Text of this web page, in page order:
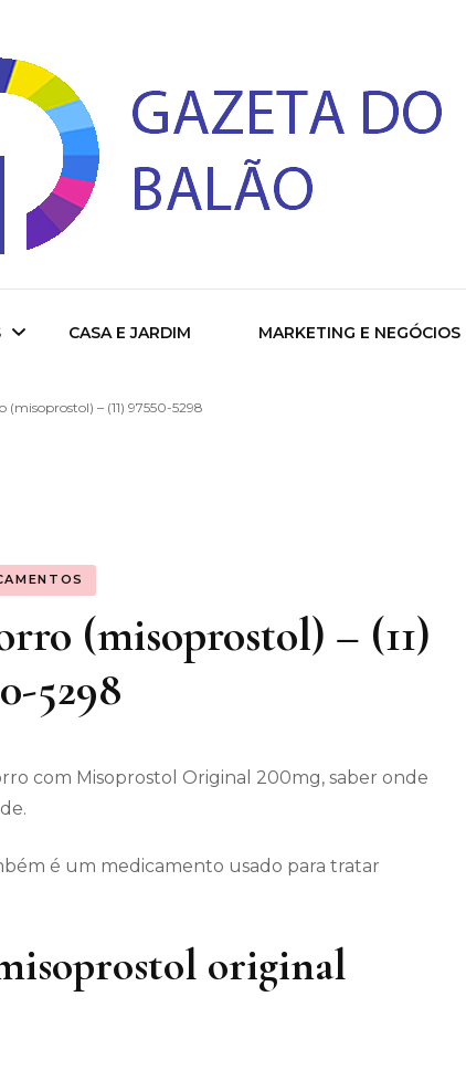
Balao
CASA E JARDIM MARKETING E NEGÓCIOS
– (11) 97550-5298
(misoprostol) – (11)
5298
com Misoprostol Original 200mg, saber onde
é um medicamento usado para tratar
original